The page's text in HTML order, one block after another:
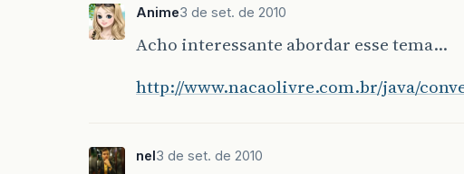
//System.out.println(sql);
pstm . executeUpdate
();
con.commit();
if
Anime3 de set. de 2010
Acho interessante abordar esse tema…
http://www.nacaolivre.com.br/java/
nel3 de set. de 2010